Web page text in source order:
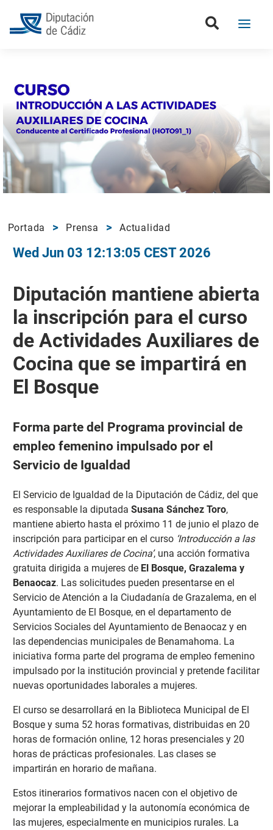
Portada Prensa Actualidad
Wed Jun 03 12:13:05 CEST 2026
Diputación mantiene abierta
la inscripción para el curso
de Actividades Auxiliares de
Cocina que se impartirá en
El Bosque
Forma parte del Programa provincial de
empleo femenino impulsado por el
Servicio de Igualdad
El Servicio de Igualdad de la Diputación de Cádiz, del que
es responsable la diputada Susana Sánchez Toro,
mantiene abierto hasta el próximo 11 de junio el plazo de
inscripción para participar en el curso ‘Introducción a las
Actividades Auxiliares de Cocina’, una acción formativa
gratuita dirigida a mujeres de El Bosque, Grazalema y
Benaocaz. Las solicitudes pueden presentarse en el
Servicio de Atención a la Ciudadanía de Grazalema, en el
Ayuntamiento de El Bosque, en el departamento de
Servicios Sociales del Ayuntamiento de Benaocaz y en
las dependencias municipales de Benamahoma. La
iniciativa forma parte del programa de empleo femenino
impulsado por la institución provincial y pretende facilitar
nuevas oportunidades laborales a mujeres.
El curso se desarrollará en la Biblioteca Municipal de El
Bosque y suma 52 horas formativas, distribuidas en 20
horas de formación online, 12 horas presenciales y 20
horas de prácticas profesionales. Las clases se
impartirán en horario de mañana.
Estos itinerarios formativos nacen con el objetivo de
mejorar la empleabilidad y la autonomía económica de
las mujeres, especialmente en municipios rurales. La